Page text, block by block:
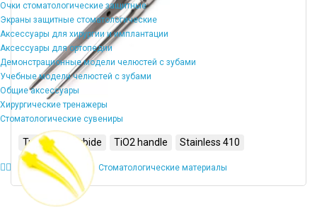
Очки стоматологические защитные
Экраны защитные стоматологические
Аксессуары для хирургии и имплантации
Аксессуары для ортопедии
Демонстрационные модели челюстей с зубами
Учебные модели челюстей с зубами
Общие аксессуары
Хирургические тренажеры
Стоматологические сувениры
Стоматологические материалы
Tungsten Carbide TiO2 handle
Stainless 410
Round design